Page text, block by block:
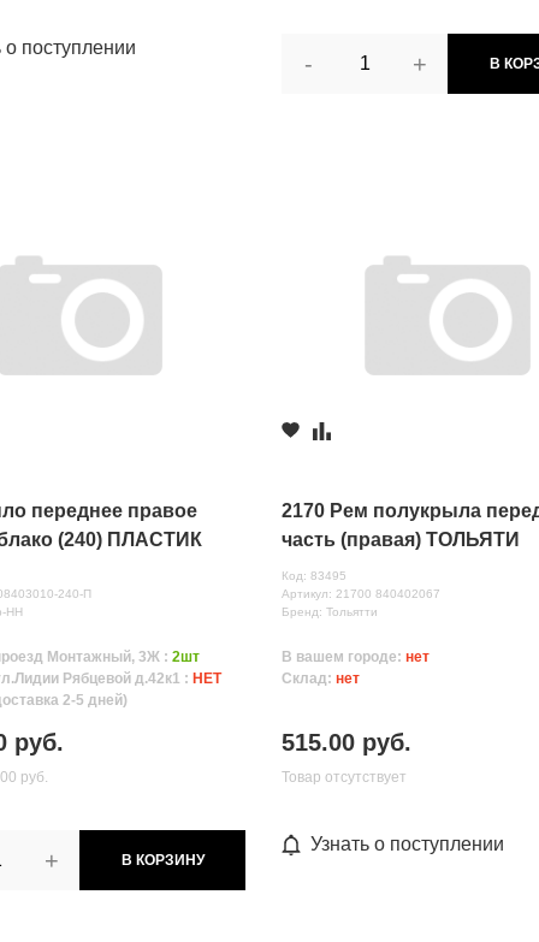
о поступлении
- + В
переднее правое
(240) ПЛАСТИК
240-П
НН
Монтажный, 3Ж :2шт
Рябцевой д.42к1 : НЕТ
2-5 дней)
руб.
руб.
+ В КОРЗИНУ
2170 Рем полукрыла
часть (правая) ТОЛЬЯТИ
(хвостовик МАЛЫЙ)
Код: 83495
Артикул: 21700 840402067
Бренд: Тольятти
В вашем городе:нет
Склад:нет
515.00 руб.
Товар отсутствует
Узнать о поступлении